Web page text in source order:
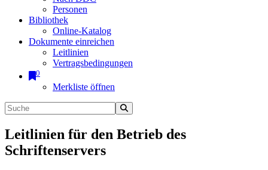
Personen
Bibliothek
Online-Katalog
Dokumente einreichen
Leitlinien
Vertragsbedingungen
0
Merkliste öffnen
Leitlinien für den Betrieb des
Schriftenservers